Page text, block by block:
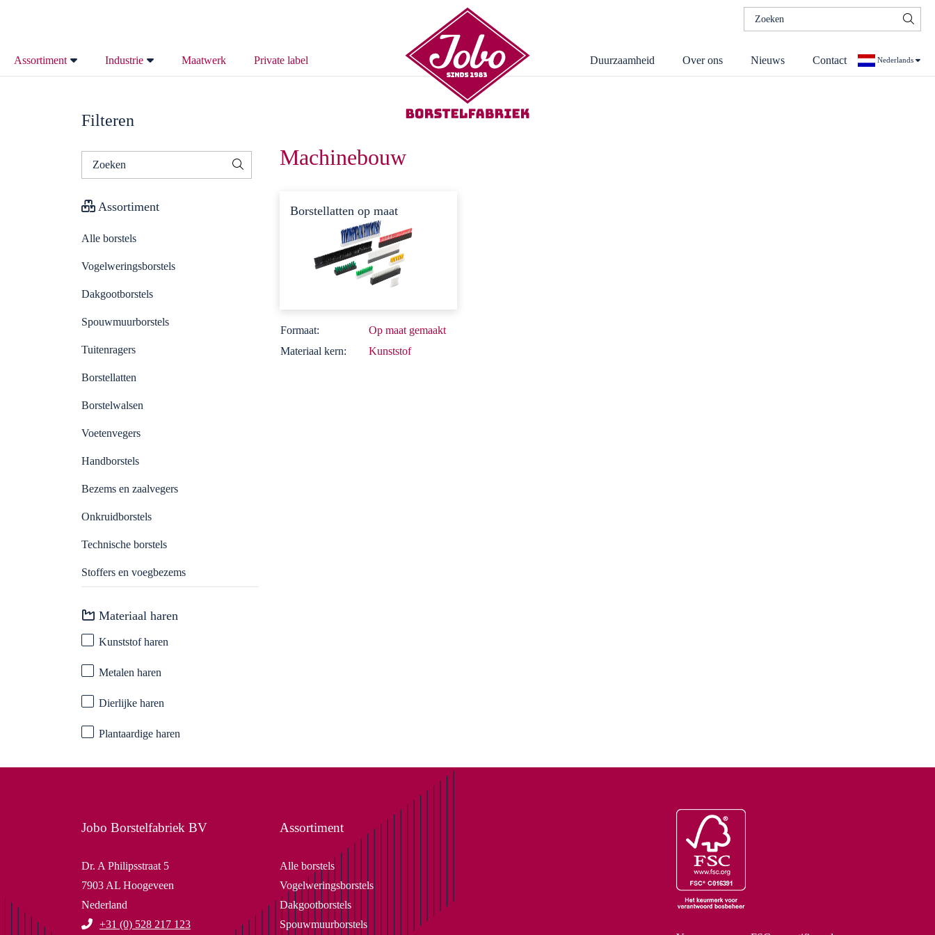
Zoeken
naar:
Assortiment
Dakgootborstels
Spouwmuurborstels
Borstelwalsen
Voetenvegers
Stoffers en voegbezems
Onkruidborstels
Industrie
Bouwindustrie
Metaalindustrie
Machinebouw
Voedselindustrie
Spouwmuurisolatie
Grafische industrie
Maatwerk Private label Duurzaamheid Over ons Nieuws Contact Nederlands
Filteren
Zoeken
Assortiment
Alle borstels
Vogelweringsborstels
Dakgootborstels
Spouwmuurborstels
Tuitenragers
Borstellatten
Borstelwalsen
Voetenvegers
Handborstels
Bezems en zaalvegers
Onkruidborstels
Technische borstels
Stoffers en voegbezems
Materiaal haren
Kunststof haren
Metalen haren
Dierlijke haren
Plantaardige haren
Machinebouw
Borstellatten op maat
Formaat:
Op maat gemaakt
Materiaal kern:
Kunststof
Jobo Borstelfabriek BV
Dr. A Philipsstraat 5
7903 AL Hoogeveen
Nederland
+31 (0) 528 217 123
Assortiment
Alle borstels
Vogelweringsborstels
Dakgootborstels
Spouwmuurborstels